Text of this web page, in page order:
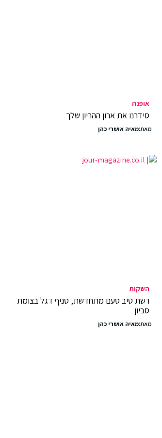
אופנה
סידרנו את ארון ההריון שלך
מאת:מאיה אושרי כהן
השקות
רשת טיב טעם מתחדשת, סניף דגל בצומת
סביון
מאת:מאיה אושרי כהן